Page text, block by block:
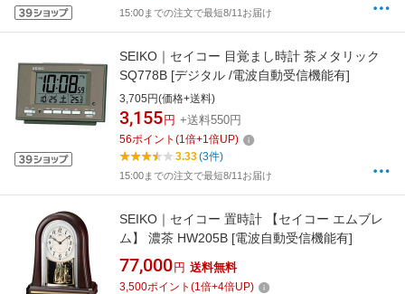
15:00までの注文で最短8/11お届け
SEIKO｜セイコー 目覚まし時計 茶メタリック
SQ778B [デジタル /電波自動受信機能有]
3,705円(価格+送料)
3,155 円 +送料550円
56ポイント (1倍+1倍UP)
3.33(3件)
15:00までの注文で最短8/11お届け
SEIKO｜セイコー 置時計 【セイコー エムブレ
ム】 濃茶 HW205B [電波自動受信機能有]
77,000 円 送料無料
3,500ポイント (1倍+4倍UP)